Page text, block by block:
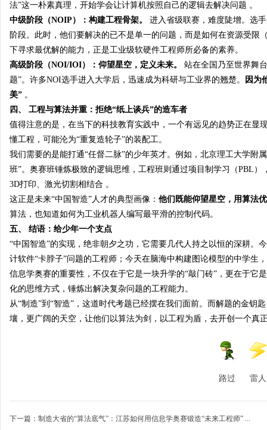
法”这一朴素真理，开始学会让计算机按照自己的逻辑去解决问题 。
中级阶段（NOIP）：构建工程骨架。
进入省级联赛，难度陡增。选
阶段。此时，他们要解决的已不是单一的问题，而是如何在资源受
下寻求最优解的能力，正是工业级软硬件工程师所必备的素养。
高级阶段（NOI/IOI）：仰望星空，定义未来。
站在全国乃至世界舞
题”。许多NOI选手进入大学后，迅速成为科研与工业界的翘楚。
因为
美” 。
四、 工程与算法并重：拒绝“纸上谈兵”的造车者
值得注意的是，在当下的科技教育实践中，一个有远见的趋势正在显
懂工程，可能沦为“重复造轮子”的装配工。
我们需要的是能打通“任督二脉”的少年英才。例如，北京理工大学附
班”。奥赛班锤炼极致的逻辑思维，工程班则通过项目制学习（PBL
3D打印、激光切割相结合 。
这正是未来“中国智造”人才的典型画像： 他们既能仰望星空，用算法
算法，也知道如何为工业机器人编写最平滑的控制代码。
五、 结语：给少年一个支点
“中国智造”的实现，绝非朝夕之功，它需要几代人持之以恒的深耕
计软件“卡脖子”问题的工程师；今天在脑海中构建图论模型的中学生
信息学奥赛的重要性，不仅在于它是一块升学的“敲门砖”，更在于它
化的思维方式，锤炼出解决复杂问题的工程能力。
从“制造”到“智造”，这道时代考题已经摆在我们面前。而解题的金
壤，更广阔的天空，让他们以算法为剑，以工程为盾，去开创一个真
路过 雷人
下一篇： 制造大省的“算法底气”：江苏如何用信息学奥赛锻造“未来工程师” ...